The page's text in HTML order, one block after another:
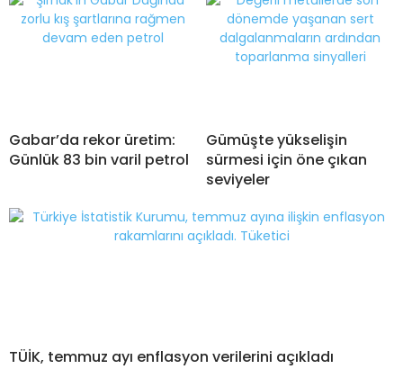
Gabar’da rekor üretim:
Günlük 83 bin varil petrol
Gümüşte yükselişin
sürmesi için öne çıkan
seviyeler
TÜİK, temmuz ayı enflasyon verilerini açıkladı